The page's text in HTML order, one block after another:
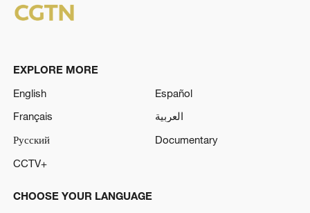
EXPLORE MORE
English
Español
Français
العربية
Русский
Documentary
CCTV+
CHOOSE YOUR LANGUAGE